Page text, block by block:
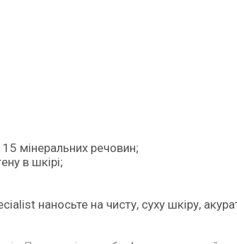
мінеральних речовин;
в шкірі;
наносьте на чисту, суху шкіру,